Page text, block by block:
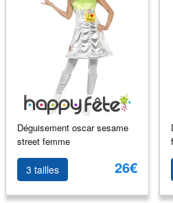
Déguisement oscar sesame
street femme
3 tailles 26€